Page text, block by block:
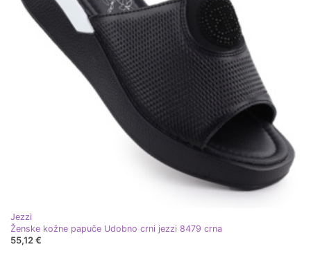
Jezzi
Ženske kožne papuče Udobno crni jezzi 8479 crna
55,12 €